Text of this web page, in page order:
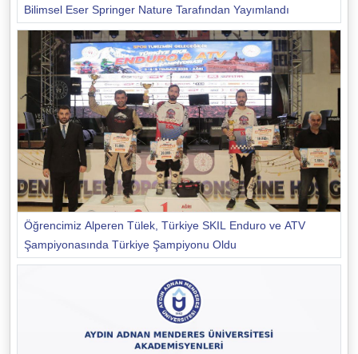
Bilimsel Eser Springer Nature Tarafından Yayımlandı
Öğrencimiz Alperen Tülek, Türkiye SKIL Enduro ve ATV
Şampiyonasında Türkiye Şampiyonu Oldu